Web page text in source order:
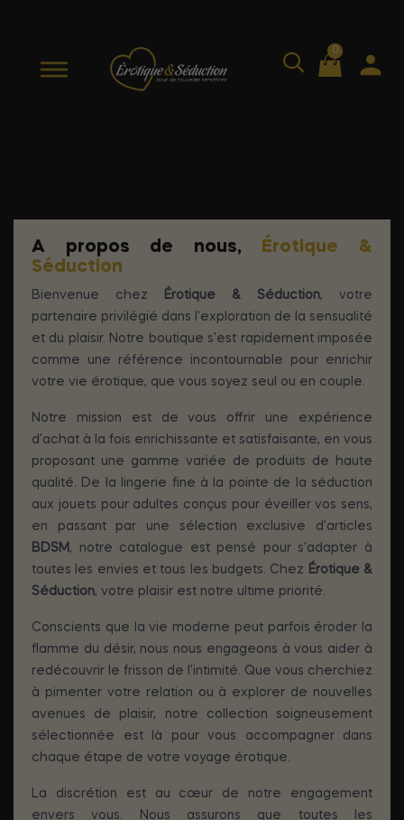
0
A propos de nous,
Érotique &
Séduction
Bienvenue chez Érotique & Séduction, votre
partenaire privilégié dans l'exploration de la sensualité
et du plaisir. Notre boutique s'est rapidement imposée
comme une référence incontournable pour enrichir
votre vie érotique, que vous soyez seul ou en couple.
Notre mission est de vous offrir une expérience
d'achat à la fois enrichissante et satisfaisante, en vous
proposant une gamme variée de produits de haute
qualité. De la lingerie fine à la pointe de la séduction
aux jouets pour adultes conçus pour éveiller vos sens,
en passant par une sélection exclusive d'articles
BDSM, notre catalogue est pensé pour s'adapter à
toutes les envies et tous les budgets. Chez Érotique &
Séduction, votre plaisir est notre ultime priorité.
Conscients que la vie moderne peut parfois éroder la
flamme du désir, nous nous engageons à vous aider à
redécouvrir le frisson de l'intimité. Que vous cherchiez
à pimenter votre relation ou à explorer de nouvelles
avenues de plaisir, notre collection soigneusement
sélectionnée est là pour vous accompagner dans
chaque étape de votre voyage érotique.
La discrétion est au cœur de notre engagement
envers vous. Nous assurons que toutes les